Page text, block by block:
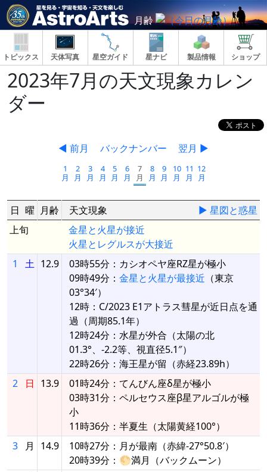
月齢
トピックス 天体写真 星空ガイド 星ナビ 製品情報 ショップ
2023年7月の天文現象カレン
ダー
◀ 前月 バックナンバー 翌月 ▶
1
月
2
月
3
月
4
月
5
月
6
月
7
月
8
月
9
月
10
月
11
月
12
月
日 曜 月齢 天文現象
▶ 星図と惑星
上旬
金星と火星が接近
火星とレグルスが大接近
1
土 12.9
03時55分：カシオペヤ座RZ星が極小
09時49分： 金星と火星が最接近 （東京
03°34′）
12時：C/2023 E1アトラス彗星が近日点を通
過（周期85.1年）
12時24分：水星が外合（太陽の北
01.3°、-2.2等、視直径5.1″）
22時26分：海王星が留（赤経23.89h）
2
日 13.9
01時24分：てんびん座δ星が極小
03時31分：ペルセウス座β星アルゴルが極
小
11時36分：半夏生（太陽黄経100°）
3
月 14.9
10時27分：月が最南（赤緯-27°50.8′）
20時39分：🌕満月（バックムーン）